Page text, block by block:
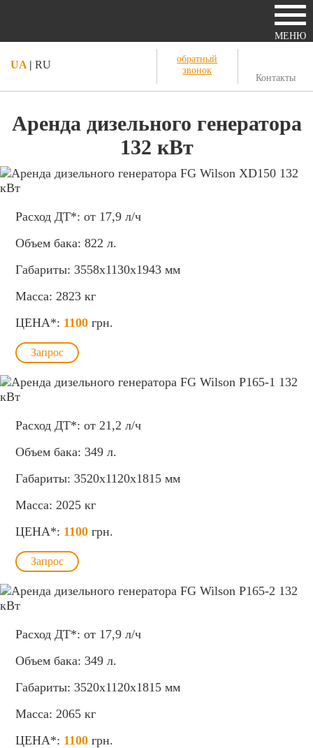
МЕНЮ
UA | RU
обратный
звонок
Контакты
Аренда дизельного генератора
132 кВт
Расход ДТ*: от 17,9 л/ч
Объем бака: 822 л.
Габариты: 3558x1130x1943 мм
Масса: 2823 кг
ЦЕНА*: 1100 грн.
Запрос
Расход ДТ*: от 21,2 л/ч
Объем бака: 349 л.
Габариты: 3520x1120x1815 мм
Масса: 2025 кг
ЦЕНА*: 1100 грн.
Запрос
Расход ДТ*: от 17,9 л/ч
Объем бака: 349 л.
Габариты: 3520x1120x1815 мм
Масса: 2065 кг
ЦЕНА*: 1100 грн.